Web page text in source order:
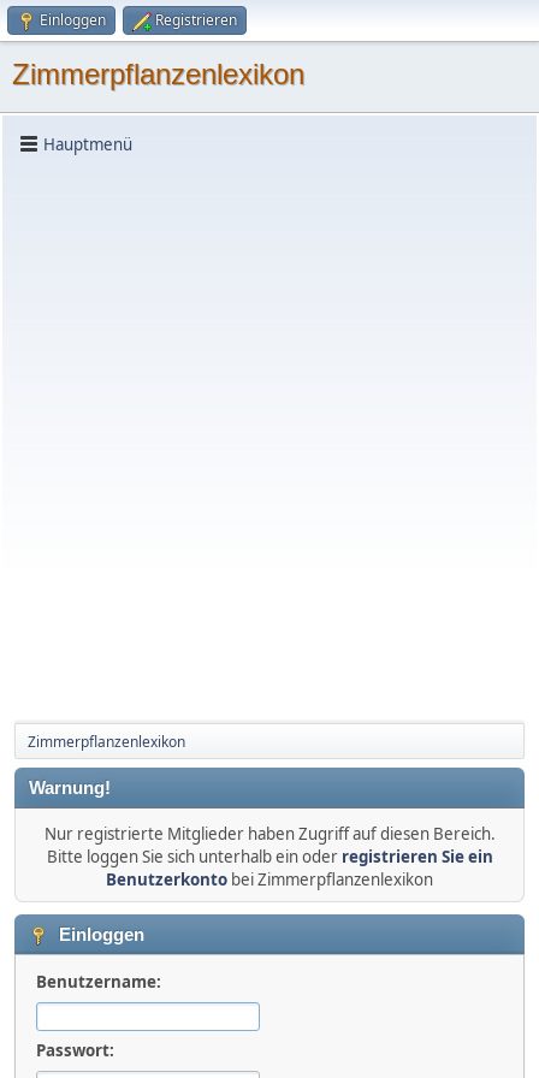
Einloggen Registrieren
Zimmerpflanzenlexikon
Hauptmenü
Zimmerpflanzenlexikon
Warnung!
Nur registrierte Mitglieder haben Zugriff auf diesen Bereich.
Bitte loggen Sie sich unterhalb ein oder registrieren Sie ein
Benutzerkonto bei Zimmerpflanzenlexikon
Einloggen
Benutzername:
Passwort: